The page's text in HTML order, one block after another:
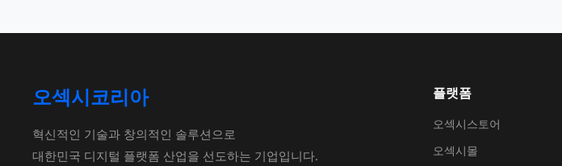
오섹시코리아
혁신적인 기술과 창의적인 솔루션으로
대한민국 디지털 플랫폼 산업을 선도하는 기업입니다.
플랫폼
오섹시스토어
오섹시몰